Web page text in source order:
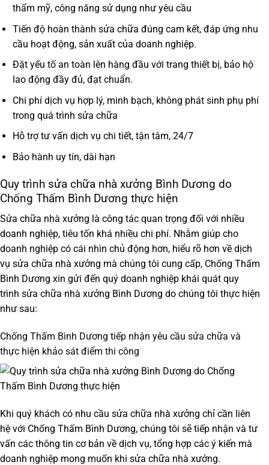
thẩm mỹ, công năng sử dụng như yêu cầu
Tiến độ hoàn thành sửa chữa đúng cam kết, đáp ứng nhu
cầu hoạt động, sản xuất của doanh nghiệp.
Đặt yếu tố an toàn lên hàng đầu với trang thiết bị, bảo hộ
lao động đầy đủ, đạt chuẩn.
Chi phí dịch vụ hợp lý, minh bạch, không phát sinh phụ phí
trong quá trình sửa chữa
Hỗ trợ tư vấn dịch vụ chi tiết, tận tâm, 24/7
Bảo hành uy tín, dài hạn
Quy trình sửa chữa nhà xưởng Bình Dương do
Chống Thấm Bình Dương thực hiện
Sửa chữa nhà xưởng là công tác quan trọng đối với nhiều
doanh nghiệp, tiêu tốn khá nhiều chi phí. Nhằm giúp cho
doanh nghiệp có cái nhìn chủ động hơn, hiểu rõ hơn về dịch
vụ sửa chữa nhà xưởng mà chúng tôi cung cấp, Chống Thấm
Bình Dương xin gửi đến quý doanh nghiệp khái quát quy
trình sửa chữa nhà xưởng Bình Dương do chúng tôi thực hiện
như sau:
Chống Thấm Bình Dương tiếp nhận yêu cầu sửa chữa và
thực hiện khảo sát điểm thi công
Khi quý khách có nhu cầu sửa chữa nhà xưởng chỉ cần liên
hệ với Chống Thấm Bình Dương, chúng tôi sẽ tiếp nhận và tư
vấn các thông tin cơ bản về dịch vụ, tổng hợp các ý kiến mà
doanh nghiệp mong muốn khi sửa chữa nhà xưởng.